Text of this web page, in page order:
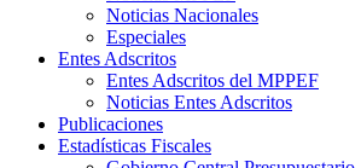
Noticias Nacionales
Especiales
Entes Adscritos
Entes Adscritos del MPPEF
Noticias Entes Adscritos
Publicaciones
Estadísticas Fiscales